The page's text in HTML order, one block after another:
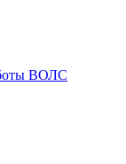
ВОЛС